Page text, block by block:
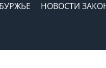
НОВОСТИ